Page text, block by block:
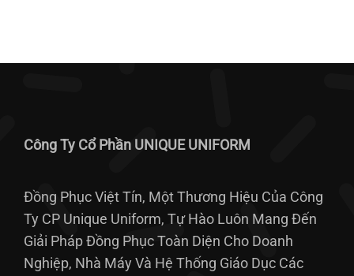
Công Ty Cổ Phần UNIQUE UNIFORM
Đồng Phục Việt Tín, Một Thương Hiệu Của Công
Ty CP Unique Uniform, Tự Hào Luôn Mang Đến
Giải Pháp Đồng Phục Toàn Diện Cho Doanh
Nghiệp, Nhà Máy Và Hệ Thống Giáo Dục Các